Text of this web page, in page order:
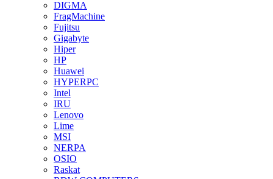
DIGMA
FragMachine
Fujitsu
Gigabyte
Hiper
HP
Huawei
HYPERPC
Intel
IRU
Lenovo
Lime
MSI
NERPA
OSIO
Raskat